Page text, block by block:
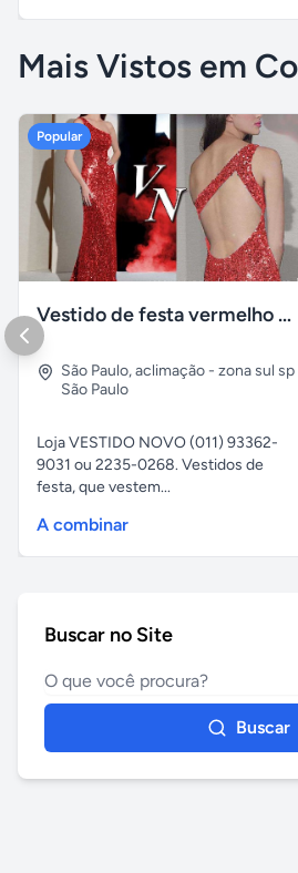
Mais Vistos em
Popular
Vestido de festa vermelho com brilho e pedraria
São Paulo,aclimação - zona sul sp
São Paulo
Loja VESTIDO NOVO (011) 93362-
9031 ou 2235-0268. Vestidos de
festa, que vestem...
A combinar
Buscar no Site
Buscar